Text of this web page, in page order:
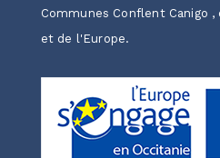
Communes Conflent Canigo ,
et de l'Europe.